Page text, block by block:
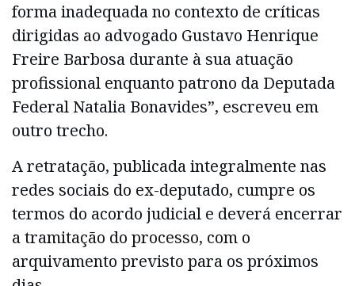
forma inadequada no contexto de críticas
dirigidas ao advogado Gustavo Henrique
Freire Barbosa durante à sua atuação
profissional enquanto patrono da Deputada
Federal Natalia Bonavides”, escreveu em
outro trecho.
A retratação, publicada integralmente nas
redes sociais do ex-deputado, cumpre os
termos do acordo judicial e deverá encerrar
a tramitação do processo, com o
arquivamento previsto para os próximos